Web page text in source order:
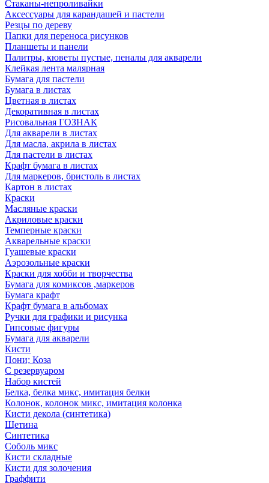
Стаканы-непроливайки
Аксессуары для карандашей и пастели
Резцы по дереву
Папки для переноса рисунков
Планшеты и панели
Палитры, кюветы пустые, пеналы для акварели
Клейкая лента малярная
Бумага для пастели
Бумага в листах
Цветная в листах
Декоративная в листах
Рисовальная ГОЗНАК
Для акварели в листах
Для масла, акрила в листах
Для пастели в листах
Крафт бумага в листах
Для маркеров, бристоль в листах
Картон в листах
Краски
Масляные краски
Акриловые краски
Темперные краски
Акварельные краски
Гуашевые краски
Аэрозольные краски
Краски для хобби и творчества
Бумага для комиксов ,маркеров
Бумага крафт
Крафт бумага в альбомах
Ручки для графики и рисунка
Гипсовые фигуры
Бумага для акварели
Кисти
Пони; Коза
С резервуаром
Набор кистей
Белка, белка микс, имитация белки
Колонок, колонок микс, имитация колонка
Кисти декола (синтетика)
Щетина
Синтетика
Соболь микс
Кисти складные
Кисти для золочения
Граффити